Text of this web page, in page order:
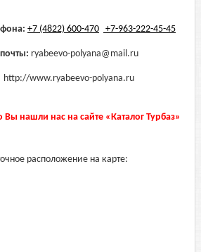
+7 (4822) 600-470 +7-963-222-45-45
ryabeevo-polyana@mail.ru
http://www.ryabeevo-polyana.ru
Вы нашли нас на сайте «Каталог Турбаз»
расположение на карте: